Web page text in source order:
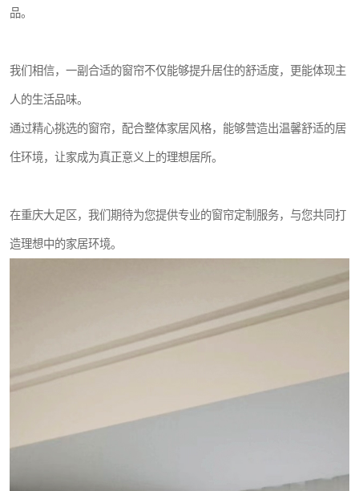
品。
我们相信，一副合适的窗帘不仅能够提升居住的舒适度，更能体现主
人的生活品味。
通过精心挑选的窗帘，配合整体家居风格，能够营造出温馨舒适的居
住环境，让家成为真正意义上的理想居所。
在重庆大足区，我们期待为您提供专业的窗帘定制服务，与您共同打
造理想中的家居环境。